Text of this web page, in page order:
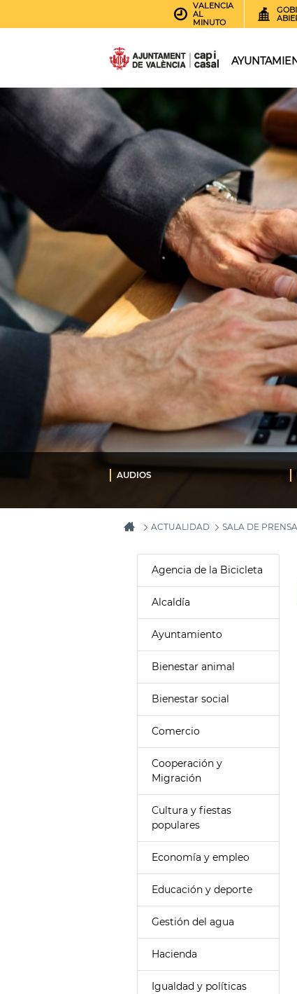
VALENCIA
AL
MINUTO
AUDIOS
ACTUALIDAD SALA DE PRENSA
Agencia de la Bicicleta
Alcaldía
Ayuntamiento
Bienestar animal
Bienestar social
Comercio
Cooperación y
Migración
Cultura y fiestas
populares
Economía y empleo
Educación y deporte
Gestión del agua
Hacienda
Igualdad y políticas